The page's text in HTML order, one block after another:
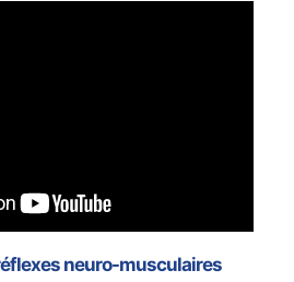
neuro-musculaires